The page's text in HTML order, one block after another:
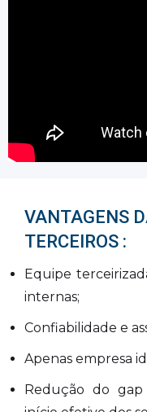
VANTAGENS
TERCEIROS :
Equipe
internas;
Confiabilidade e
Apenas empresa
Redução do